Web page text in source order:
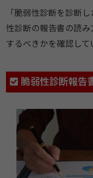
「脆弱性診断を診断
性診断の報告書の読
するべきかを確認して
脆弱性診断報告